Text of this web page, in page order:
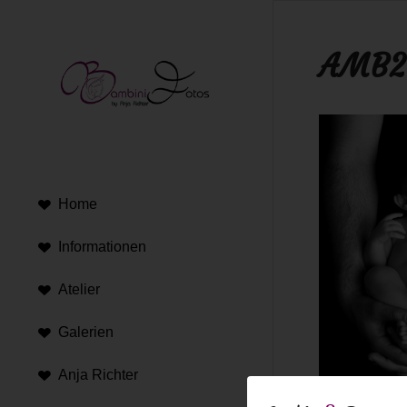
Home
Informationen
Atelier
Galerien
Anja Richter